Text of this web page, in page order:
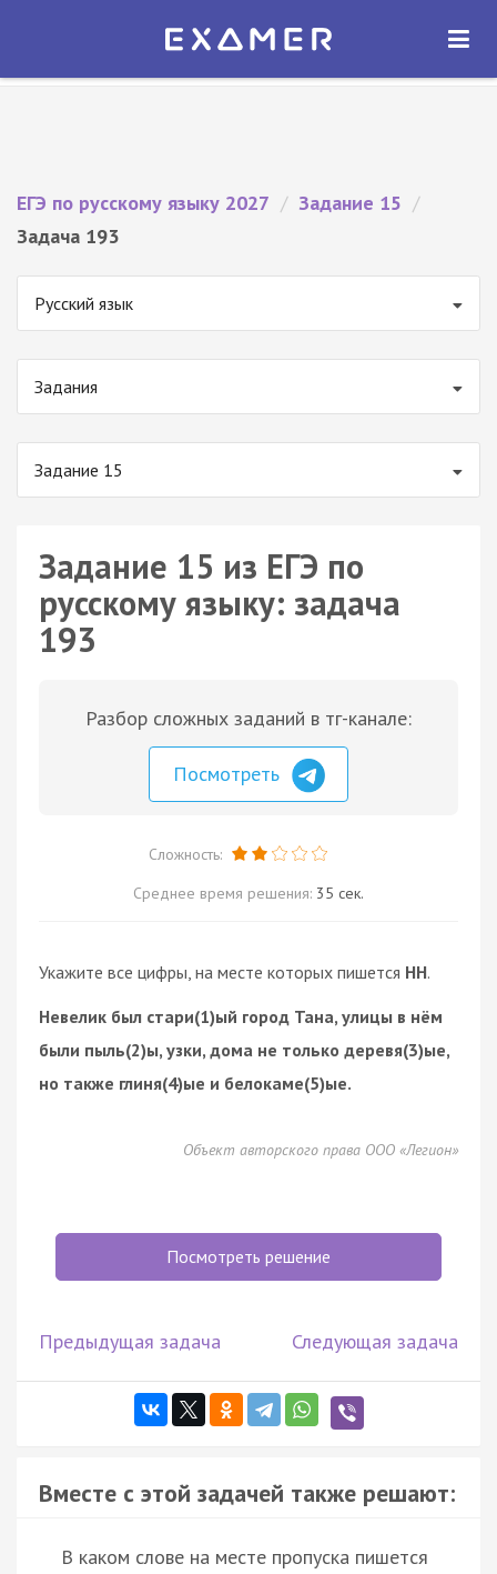
Экзамер — ЕГЭ 2027
ОТКРЫТЬ
ЕГЭ по русскому языку 2027 / Задание 15 /
Задача 193
Русский язык
Задания
Задание 15
Задание 15 из ЕГЭ по
русскому языку: задача
193
Разбор сложных заданий в тг-канале:
Посмотреть
Сложность:
Среднее время решения: 35 сек.
Укажите все цифры, на месте которых пишется НН.
Невелик был стари(1)ый город Тана, улицы в нём
были пыль(2)ы, узки, дома не только деревя(3)ые,
но также глиня(4)ые и белокаме(5)ые.
Объект авторского права ООО «Легион»
Посмотреть решение
Предыдущая задача Следующая задача
Вместе с этой задачей также решают:
B каком слове на месте пропуска пишется